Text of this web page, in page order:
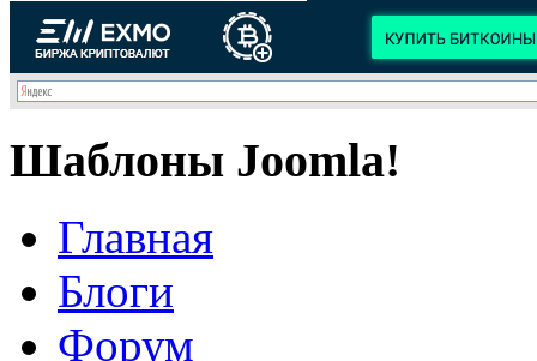
Шаблоны Joomla!
Главная
Блоги
Форум